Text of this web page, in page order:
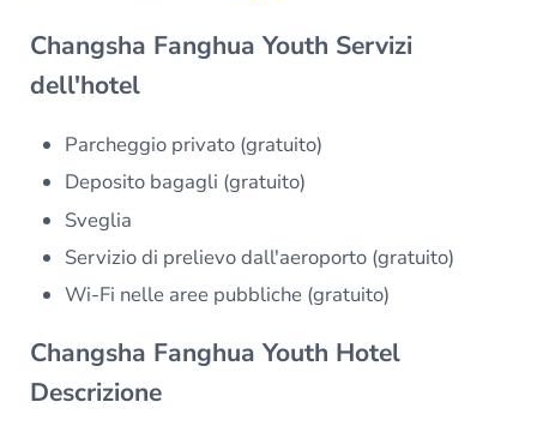
Changsha Fanghua Youth Servizi
dell'hotel
Parcheggio privato (gratuito)
Deposito bagagli (gratuito)
Sveglia
Servizio di prelievo dall'aeroporto (gratuito)
Wi-Fi nelle aree pubbliche (gratuito)
Changsha Fanghua Youth Hotel
Descrizione